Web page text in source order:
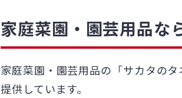
家庭菜園・園芸用品な
家庭菜園・園芸用品の「サカタの
提供しています。